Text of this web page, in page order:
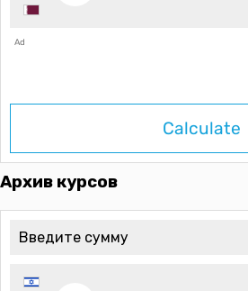
Ad
Calculate
Архив курсов